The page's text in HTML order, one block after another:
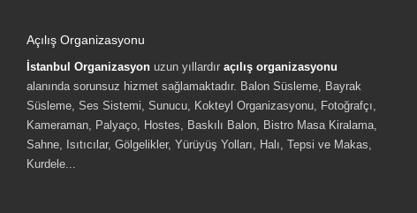
Açılış Organizasyonu
İstanbul Organizasyon uzun yıllardır açılış organizasyonu
alanında sorunsuz hizmet sağlamaktadır. Balon Süsleme, Bayrak
Süsleme, Ses Sistemi, Sunucu, Kokteyl Organizasyonu, Fotoğrafçı,
Kameraman, Palyaço, Hostes, Baskılı Balon, Bistro Masa Kiralama,
Sahne, Isıtıcılar, Gölgelikler, Yürüyüş Yolları, Halı, Tepsi ve Makas,
Kurdele...